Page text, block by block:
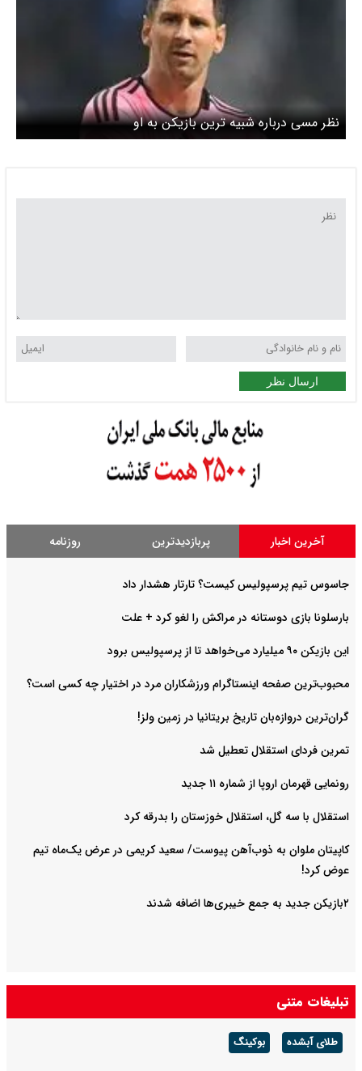
نظر مسی درباره شبیه ترین بازیکن به او
ارسال نظر
آخرین اخبار پربازدیدترین روزنامه
جاسوس تیم پرسپولیس کیست؟ تارتار هشدار داد
بارسلونا بازی دوستانه در مراکش را لغو کرد + علت
این بازیکن ۹۰ میلیارد می‌خواهد تا از پرسپولیس برود
محبوب‌ترین صفحه اینستاگرام ورزشکاران مرد در اختیار چه کسی است؟
گران‌ترین دروازه‌بان تاریخ بریتانیا در زمین ولز!
تمرین فردای استقلال تعطیل شد
رونمایی قهرمان اروپا از شماره ۱۱ جدید
استقلال با سه گل، استقلال خوزستان را بدرقه کرد
کاپیتان ملوان به ذوب‌آهن پیوست/ سعید کریمی در عرض یک‌ماه تیم
عوض کرد!
۲بازیکن جدید به جمع خیبری‌ها اضافه شدند
تبلیغات متنی
طلای آبشده بوکینگ